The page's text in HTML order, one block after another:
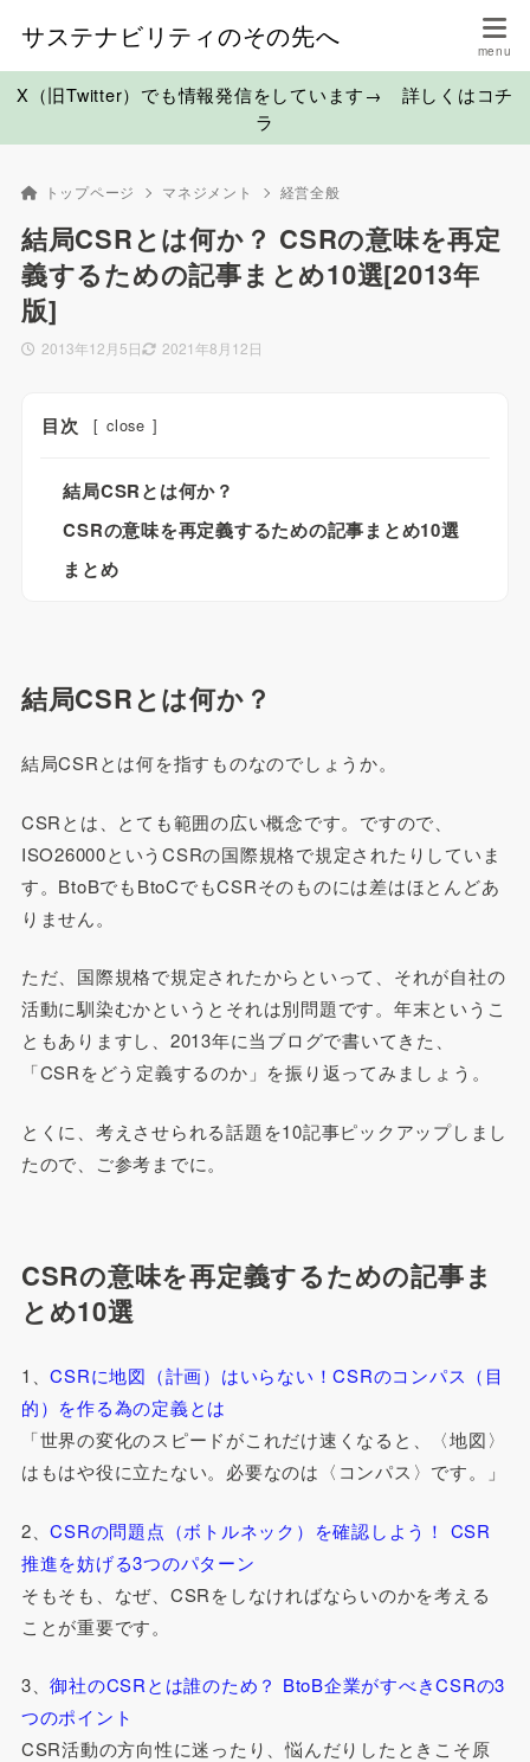
サステナビリティのその先へ
X（旧Twitter）でも情報発信をしています→ 詳しくはコチ
ラ
トップページ マネジメント 経営全般
結局CSRとは何か？ CSRの意味を再定
義するための記事まとめ10選[2013年
版]
2013年12月5日 2021年8月12日
目次 [ close ]
結局CSRとは何か？
CSRの意味を再定義するための記事まとめ10選
まとめ
結局CSRとは何か？
結局CSRとは何を指すものなのでしょうか。
CSRとは、とても範囲の広い概念です。ですので、
ISO26000というCSRの国際規格で規定されたりしていま
す。BtoBでもBtoCでもCSRそのものには差はほとんどあ
りません。
ただ、国際規格で規定されたからといって、それが自社の
活動に馴染むかというとそれは別問題です。年末というこ
ともありますし、2013年に当ブログで書いてきた、
「CSRをどう定義するのか」を振り返ってみましょう。
とくに、考えさせられる話題を10記事ピックアップしまし
たので、ご参考までに。
CSRの意味を再定義するための記事ま
とめ10選
1、CSRに地図（計画）はいらない！CSRのコンパス（目
的）を作る為の定義とは
「世界の変化のスピードがこれだけ速くなると、〈地図〉
はもはや役に立たない。必要なのは〈コンパス〉です。」
2、CSRの問題点（ボトルネック）を確認しよう！ CSR
推進を妨げる3つのパターン
そもそも、なぜ、CSRをしなければならいのかを考える
ことが重要です。
3、御社のCSRとは誰のため？ BtoB企業がすべきCSRの3
つのポイント
CSR活動の方向性に迷ったり、悩んだりしたときこそ原